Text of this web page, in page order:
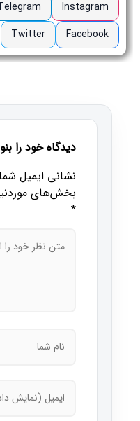
Instagram
Facebook
Twitter
دیدگاه خود را
نشانی ایمیل
بخش‌های
*